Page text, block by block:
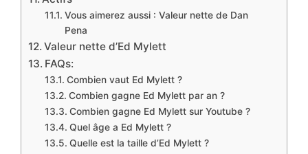
Vous aimerez aussi : Valeur nette de Dan
Pena
Valeur nette d’Ed Mylett
FAQs:
Combien vaut Ed Mylett ?
Combien gagne Ed Mylett par an ?
Combien gagne Ed Mylett sur Youtube ?
Quel âge a Ed Mylett ?
Quelle est la taille d’Ed Mylett ?